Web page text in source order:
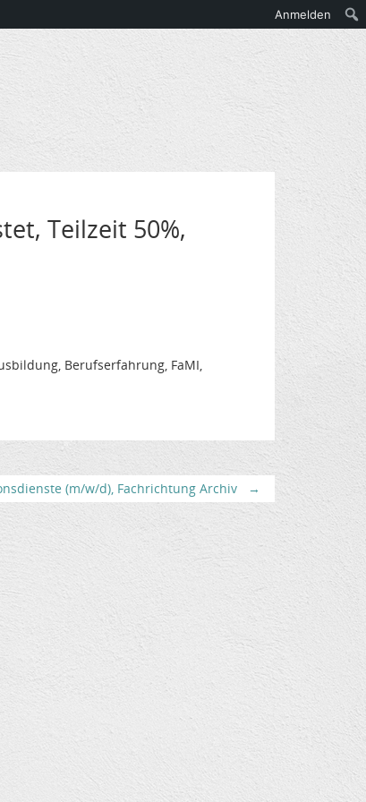
Teilzeit 50%,
Berufserfahrung, FaMI,
(m/w/d), Fachrichtung Archiv
→
Anmelden